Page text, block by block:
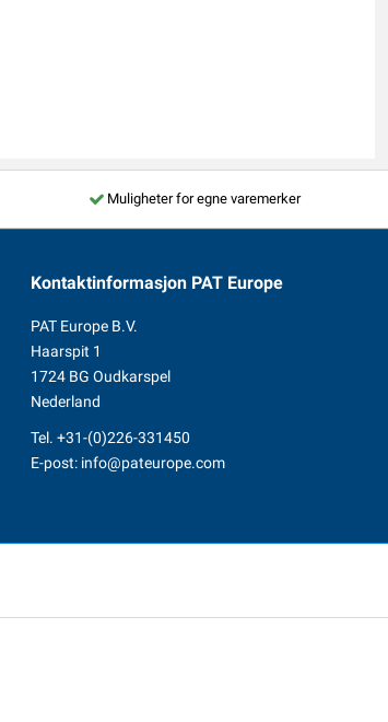
Muligheter for egne varemerker
Kontaktinformasjon PAT Europe
PAT Europe B.V.
Haarspit 1
1724 BG Oudkarspel
Nederland
Tel. +31-(0)226-331450
E-post: info@pateurope.com